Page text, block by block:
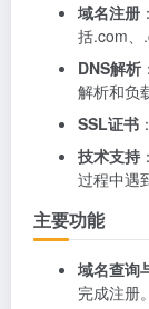
域名注册
括.com、
DNS解析
解析和负
SSL证书
技术支持
过程中遇
主要功能
域名查询
完成注册。